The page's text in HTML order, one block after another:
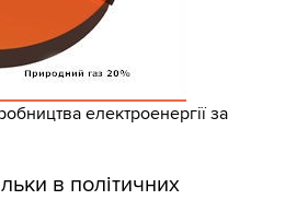
електроенергії за
в політичних